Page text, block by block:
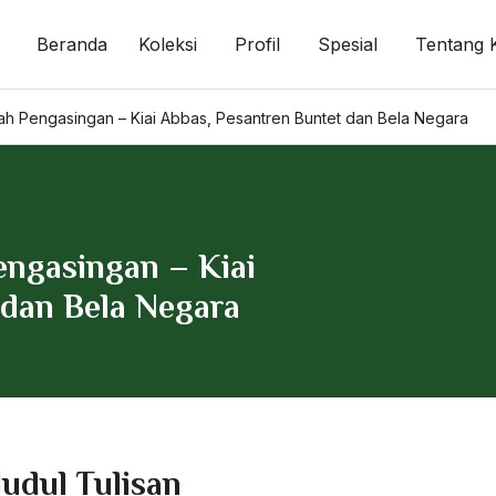
Beranda Koleksi Profil Spesial Tentang
Pengasingan – Kiai Abbas, Pesantren Buntet dan Bela Negara
– Kiai
Bela Negara
Tulisan